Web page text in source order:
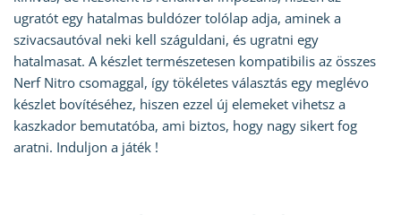
ugratót egy hatalmas buldózer tolólap adja, aminek a
szivacsautóval neki kell száguldani, és ugratni egy
hatalmasat. A készlet természetesen kompatibilis az összes
Nerf Nitro csomaggal, így tökéletes választás egy meglévo
készlet bovítéséhez, hiszen ezzel új elemeket vihetsz a
kaszkador bemutatóba, ami biztos, hogy nagy sikert fog
aratni. Induljon a játék !